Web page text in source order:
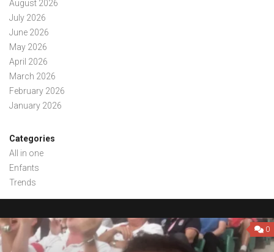
August 2026
July 2026
June 2026
May 2026
April 2026
March 2026
February 2026
January 2026
Categories
All in one
Enfants
Trends
0